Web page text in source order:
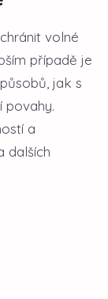
volné
případě je
jak s
povahy.
a
dalších